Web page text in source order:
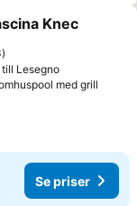
Favoriter
Knec
till Lesegno
med grill
Se priser